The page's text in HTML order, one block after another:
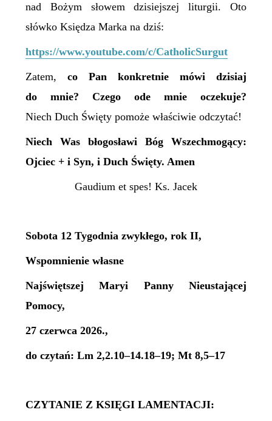
nad Bożym słowem dzisiejszej liturgii. Oto
słówko Księdza Marka na dziś:
https://www.youtube.com/c/CatholicSurgut
Zatem, co Pan konkretnie mówi dzisiaj
do mnie? Czego ode mnie oczekuje?
Niech Duch Święty pomoże właściwie odczytać!
Niech Was błogosławi Bóg Wszechmogący:
Ojciec + i Syn, i Duch Święty. Amen
Gaudium et spes! Ks. Jacek
Sobota 12 Tygodnia zwykłego, rok II,
Wspomnienie własne
Najświętszej Maryi Panny Nieustającej
Pomocy,
27 czerwca 2026.,
do czytań: Lm 2,2.10–14.18–19; Mt 8,5–17
CZYTANIE Z KSIĘGI LAMENTACJI: